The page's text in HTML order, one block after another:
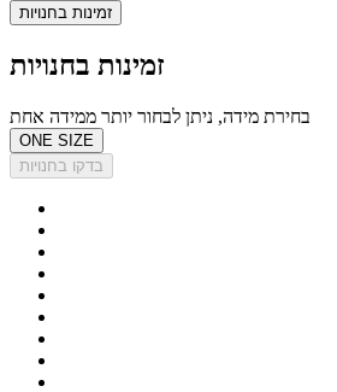
זמינות בחנויות
זמינות בחנויות
בחירת מידה, ניתן לבחור יותר ממידה אחת
ONE SIZE
בדקו בחנויות